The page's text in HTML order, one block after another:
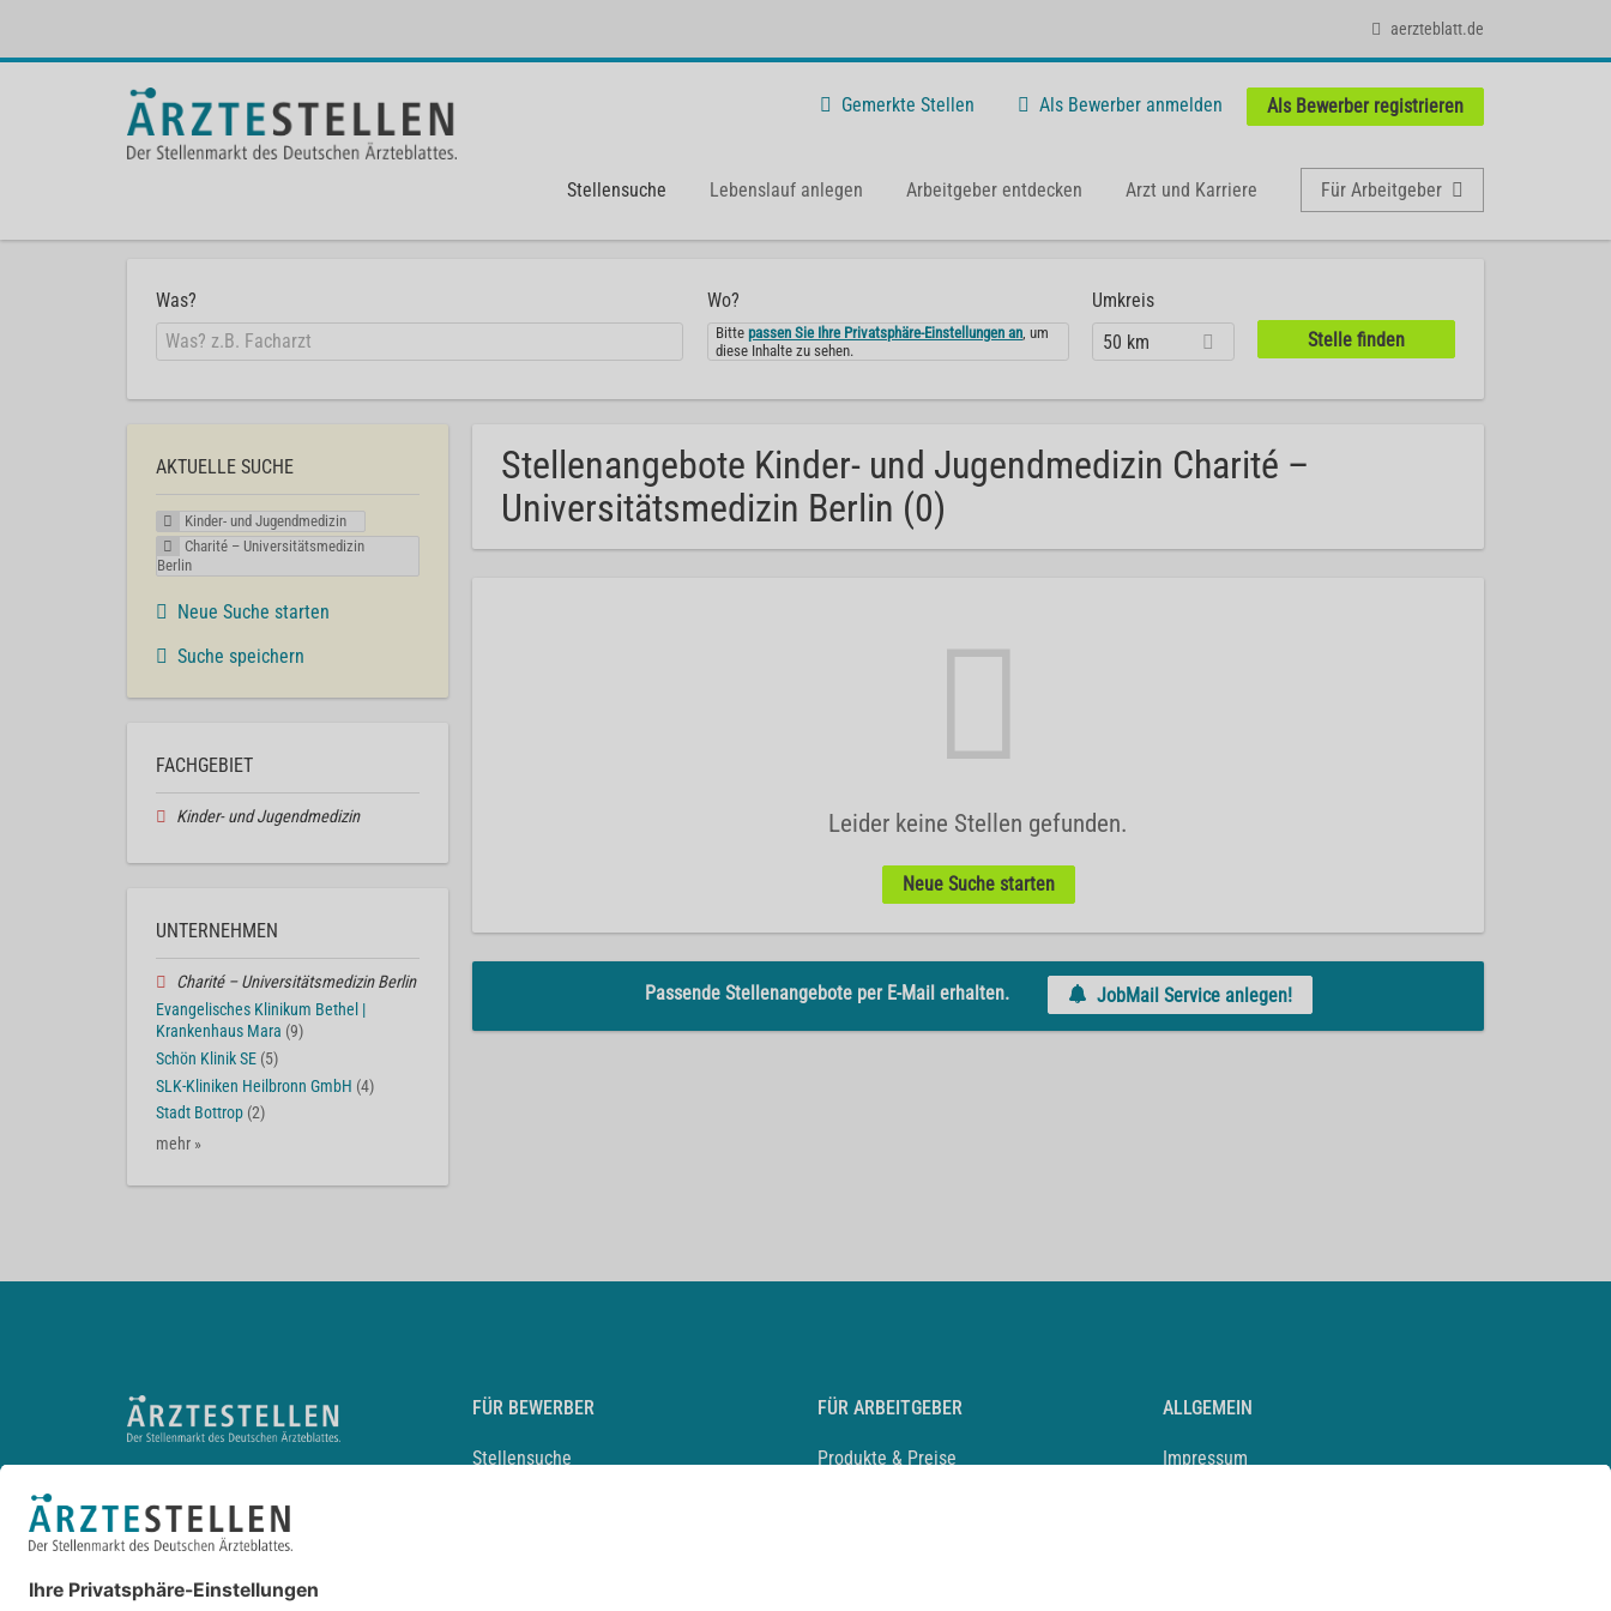
aerzteblatt.de
Gemerkte Stellen Als Bewerber anmelden Als Bewerber registrieren
Stellensuche Lebenslauf anlegen Arbeitgeber entdecken Arzt und Karriere Für Arbeitgeber
Was? Wo?
Bittepassen Sie Ihre Privatsphäre-Einstellungen an, um
diese Inhalte zu sehen.
Umkreis
50 km
Stellenangebote Kinder- und Jugendmedizin Charité –
Universitätsmedizin Berlin (0)
Leider keine Stellen gefunden.
Neue Suche starten
Passende Stellenangebote per E-Mail erhalten. JobMail Service anlegen!
AKTUELLE SUCHE
Kinder- und Jugendmedizin
Charité – Universitätsmedizin
Berlin
Neue Suche starten
Suche speichern
FACHGEBIET
Kinder- und Jugendmedizin
UNTERNEHMEN
Charité – Universitätsmedizin Berlin
Evangelisches Klinikum Bethel |
Krankenhaus Mara (9)
Schön Klinik SE (5)
SLK-Kliniken Heilbronn GmbH (4)
Stadt Bottrop (2)
mehr »
FÜR BEWERBER
Stellensuche
FÜR ARBEITGEBER
Produkte & Preise
ALLGEMEIN
Impressum